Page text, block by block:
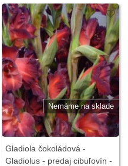
Nemáme na sklade
Gladiola čokoládová -
Gladiolus - predaj cibuľovín -